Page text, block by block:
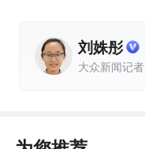
刘姝彤
大众新闻记者